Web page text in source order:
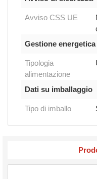
Avviso CSS UE
Gestione energetica
Tipologia
alimentazione
Dati su imballaggio
Tipo di imballo